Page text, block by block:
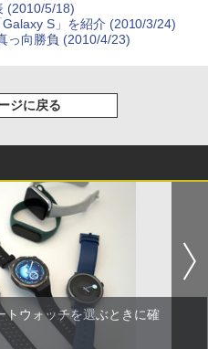
(2010/5/18)
S」を紹介 (2010/3/24)
っ向勝負 (2010/4/23)
ジに戻る
トウォッチを選ぶときに確